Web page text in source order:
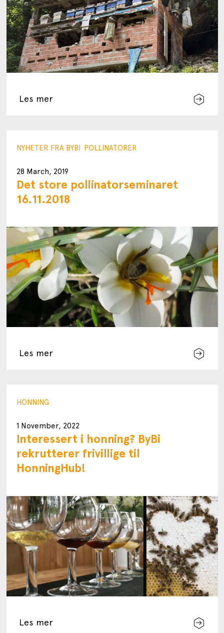
Les mer
NYHETER FRA BYBI POLLINATORER
28 March, 2019
Det store pollinatorseminaret
16.11.2018
Les mer
HONNING
1 November, 2022
Interessert i honning? ByBi
rekrutterer frivillige til
HonningHub!
Les mer